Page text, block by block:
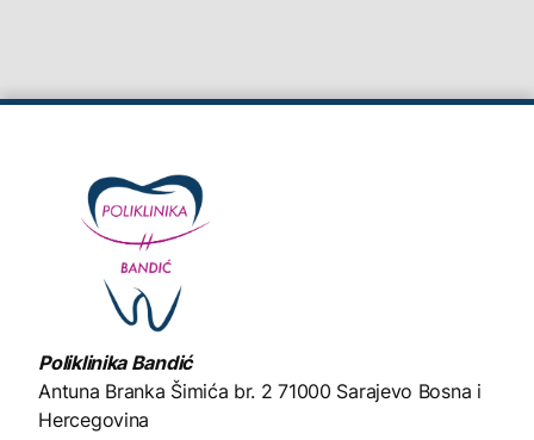
Poliklinika Bandić
Antuna Branka Šimića br. 2 71000 Sarajevo Bosna i
Hercegovina